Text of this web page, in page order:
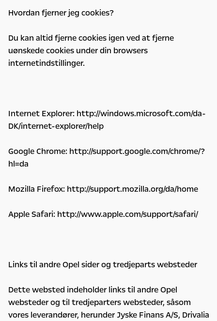
Hvordan fjerner jeg cookies?
Du kan altid fjerne cookies igen ved at fjerne
uønskede cookies under din browsers
internetindstillinger.
Internet Explorer: http://windows.microsoft.com/da-
DK/internet-explorer/help
Google Chrome: http://support.google.com/chrome/?
hl=da
Mozilla Firefox: http://support.mozilla.org/da/home
Apple Safari: http://www.apple.com/support/safari/
Links til andre Opel sider og tredjeparts websteder
Dette websted indeholder links til andre Opel
websteder og til tredjeparters websteder, såsom
vores leverandører, herunder Jyske Finans A/S, Drivalia